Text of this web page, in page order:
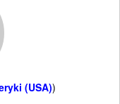
(USA))